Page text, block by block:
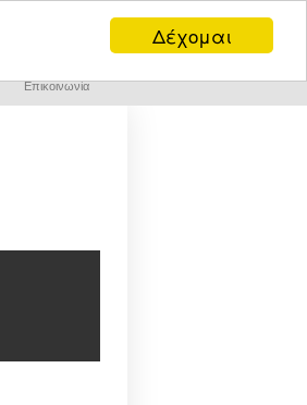
Δέχομαι
Επικοινωνία